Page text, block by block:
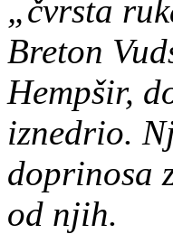
„čvrsta
Breton
Hempšir,
iznedrio.
doprinosa
od njih.